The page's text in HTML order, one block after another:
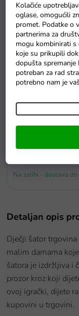
Kolačiće
oglase, omogućili
promet. Podatke o
partnerima za
mogu kombinirati
koje su prikupili
dopušta spremanje
potreban za rad
potrebno nam je
Na zalihi - dostava do
Detaljan opis
Dječji šator
malim damama
šatora je izdržljiva i
prozor kroz koji
ovoj igrački, dijete
kupovini u trgovini.